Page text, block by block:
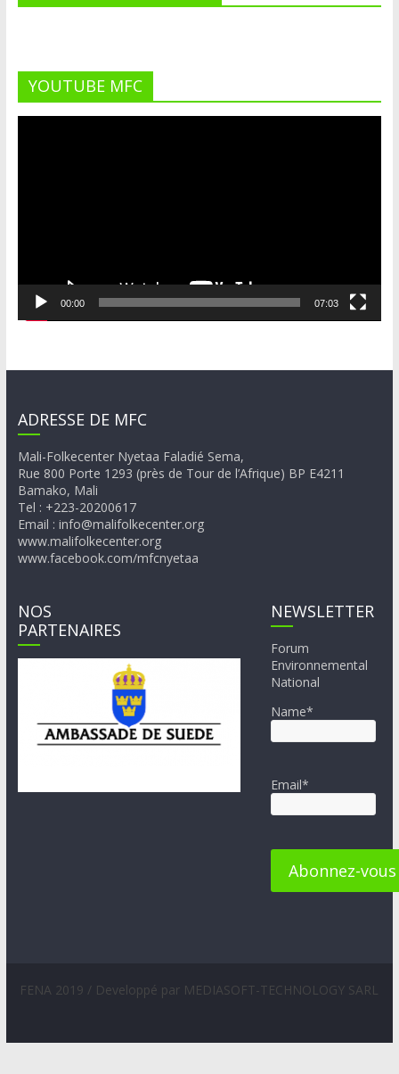
YOUTUBE MFC
00:00 07:03
ADRESSE DE MFC
Mali-Folkecenter Nyetaa Faladié Sema,
Rue 800 Porte 1293 (près de Tour de l’Afrique) BP E4211
Bamako, Mali
Tel : +223-20200617
Email : info@malifolkecenter.org
www.malifolkecenter.org
www.facebook.com/mfcnyetaa
NOS
PARTENAIRES
NEWSLETTER
Forum
Environnemental
National
Name*
Email*
FENA 2019 / Developpé par MEDIASOFT-TECHNOLOGY SARL